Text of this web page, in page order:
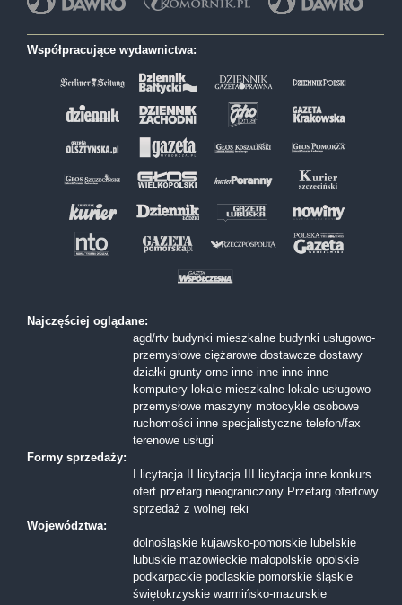
Współpracujące wydawnictwa:
Najczęściej oglądane:
agd/rtv budynki mieszkalne budynki usługowo-
przemysłowe ciężarowe dostawcze dostawy
działki grunty orne inne inne inne inne
komputery lokale mieszkalne lokale usługowo-
przemysłowe maszyny motocykle osobowe
ruchomości inne specjalistyczne telefon/fax
terenowe usługi
Formy sprzedaży:
I licytacja
II licytacja III licytacja inne konkurs
ofert przetarg nieograniczony Przetarg ofertowy
sprzedaż z wolnej reki
Województwa:
dolnośląskie kujawsko-pomorskie lubelskie
lubuskie mazowieckie małopolskie opolskie
podkarpackie podlaskie pomorskie śląskie
świętokrzyskie warmińsko-mazurskie